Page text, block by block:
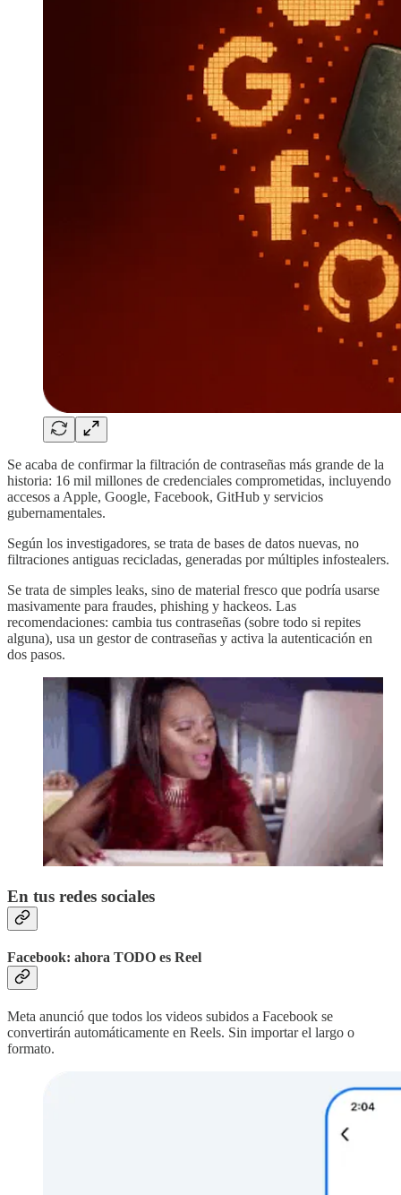
Se acaba de confirmar la filtración de contraseñas más grande de la
historia: 16 mil millones de credenciales comprometidas, incluyendo
accesos a Apple, Google, Facebook, GitHub y servicios
gubernamentales.
Según los investigadores, se trata de bases de datos nuevas, no
filtraciones antiguas recicladas, generadas por múltiples infostealers.
Se trata de simples leaks, sino de material fresco que podría usarse
masivamente para fraudes, phishing y hackeos. Las
recomendaciones: cambia tus contraseñas (sobre todo si repites
alguna), usa un gestor de contraseñas y activa la autenticación en
dos pasos.
En tus redes sociales
Facebook: ahora TODO es Reel
Meta anunció que todos los videos subidos a Facebook se
convertirán automáticamente en Reels. Sin importar el largo o
formato.